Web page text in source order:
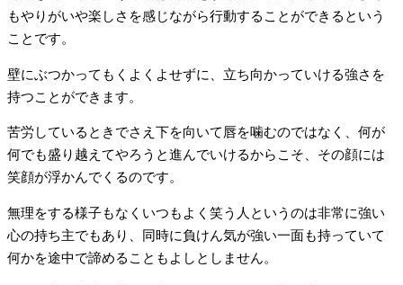
もやりがいや楽しさを感じながら行動することができるという
ことです。
壁にぶつかってもくよくよせずに、立ち向かっていける強さを
持つことができます。
苦労しているときでさえ下を向いて唇を噛むのではなく、何が
何でも盛り越えてやろうと進んでいけるからこそ、その顔には
笑顔が浮かんでくるのです。
無理をする様子もなくいつもよく笑う人というのは非常に強い
心の持ち主でもあり、同時に負けん気が強い一面も持っていて
何かを途中で諦めることもよしとしません。